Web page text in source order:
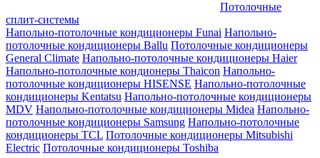
Потолочные
сплит-системы
Напольно-потолочные кондиционеры Funai Напольно-
потолочные кондиционеры Ballu Потолочные кондиционеры
General Climate Напольно-потолочные кондиционеры Haier
Напольно-потолочные кондионеры Thaicon Напольно-
потолочные кондиционеры HISENSE Напольно-потолочные
кондиционеры Kentatsu Напольно-потолочные кондиционеры
MDV Напольно-потолочные кондиционеры Midea Напольно-
потолочные кондиционеры Samsung Напольно-потолочные
кондиционеры TCL Потолочные кондиционеры Mitsubishi
Electric Потолочные кондиционеры Toshiba